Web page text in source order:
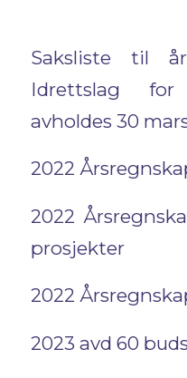
Saksliste til
Idrettslag
avholdes 30
2022
2022
prosjekter
2022
2023 avd 60